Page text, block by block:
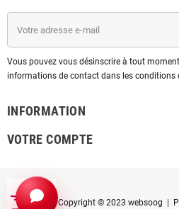
Vous pouvez vous désinscrire à tout
informations de contact dans les conditions
INFORMATION
VOTRE COMPTE
Copyright © 2023 websoog |